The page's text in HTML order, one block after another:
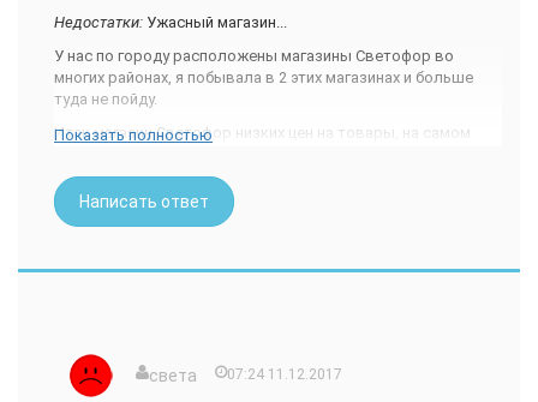
Недостатки: Ужасный магазин...
У нас по городу расположены магазины Светофор во
многих районах, я побывала в 2 этих магазинах и больше
туда не пойду.
Итак магазин Светофор низких цен на товары, на самом
Не магазин, а какой то склад с непонятными
ценниками и прочим...
Ужасное обслуживание и хамство персонала, даже
посылать "где-то там" или "посмотри там то".
Как бы не печально, но там даже посетители
неадекватные это какие-то злые бабушки и мужчины
Показать полностью
Написать ответ
света 07:24 11.12.2017